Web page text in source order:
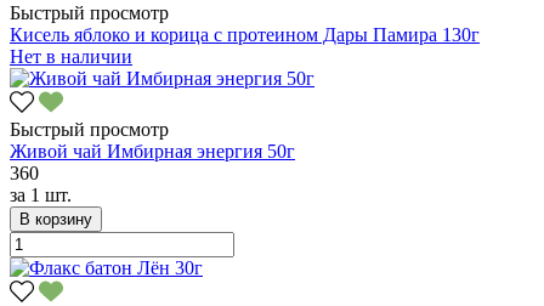
Быстрый просмотр
Кисель яблоко и корица с протеином Дары Памира 130г
Нет в наличии
Быстрый просмотр
Живой чай Имбирная энергия 50г
360
за 1 шт.
В корзину